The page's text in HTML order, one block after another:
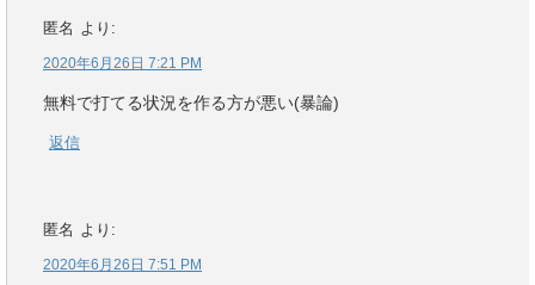
匿名 より:
2020年6月26日 7:21 PM
無料で打てる状況を作る方が悪い(暴論)
返信
匿名 より:
2020年6月26日 7:51 PM